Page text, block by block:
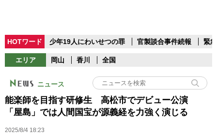
HOTワード 少年19人にわいせつの罪 官製談合事件続報 緊
エリア 岡山 香川 全国
ニュース
能楽師を目指す研修生 高松市でデビュー公演
「屋島」では人間国宝が源義経を力強く演じる
2025/8/4 18:23